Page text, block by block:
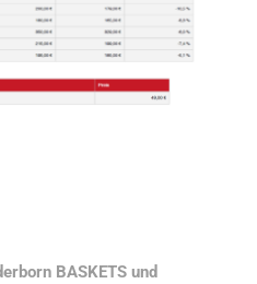
BASKETS und